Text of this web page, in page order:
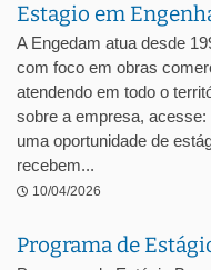
Estagio em
A Engedam atua desde
com foco em obras
atendendo em todo o
sobre a empresa,
uma oportunidade de
recebem...
10/04/2026
Programa de